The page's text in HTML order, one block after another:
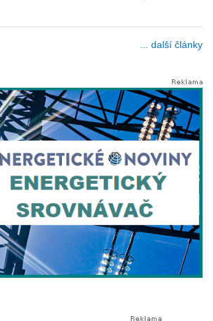
... další články